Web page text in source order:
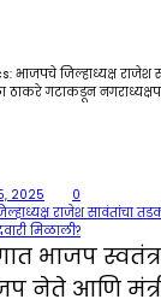
2025
0
राजेश सावंतांचा
मिळाली?
भाजप
नेते आणि